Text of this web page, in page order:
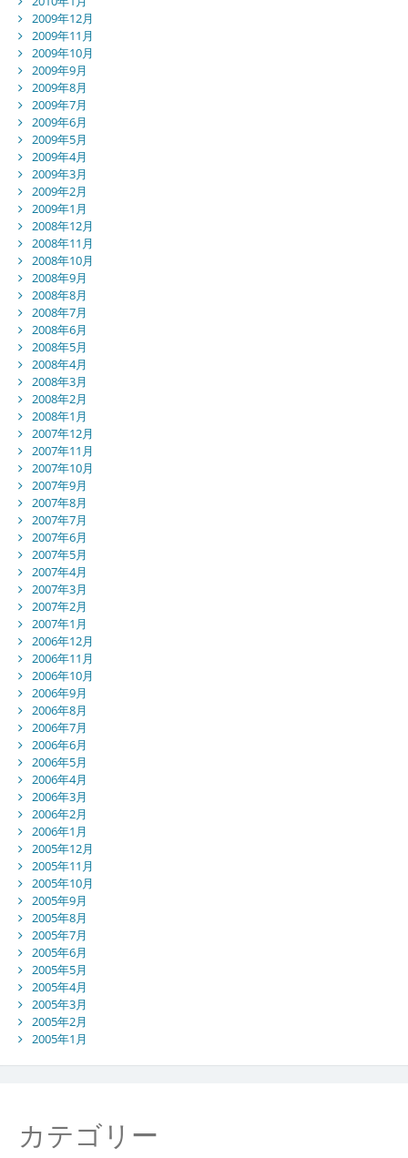
2009年12月
2009年11月
2009年10月
2009年9月
2009年8月
2009年7月
2009年6月
2009年5月
2009年4月
2009年3月
2009年2月
2009年1月
2008年12月
2008年11月
2008年10月
2008年9月
2008年8月
2008年7月
2008年6月
2008年5月
2008年4月
2008年3月
2008年2月
2008年1月
2007年12月
2007年11月
2007年10月
2007年9月
2007年8月
2007年7月
2007年6月
2007年5月
2007年4月
2007年3月
2007年2月
2007年1月
2006年12月
2006年11月
2006年10月
2006年9月
2006年8月
2006年7月
2006年6月
2006年5月
2006年4月
2006年3月
2006年2月
2006年1月
2005年12月
2005年11月
2005年10月
2005年9月
2005年8月
2005年7月
2005年6月
2005年5月
2005年4月
2005年3月
2005年2月
2005年1月
カテゴリー